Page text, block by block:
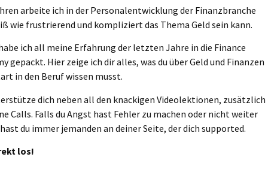
arbeite ich in der Personalentwicklung der Finanzbranche
wie frustrierend und kompliziert das Thema Geld sein kann.
ich all meine Erfahrung der letzten Jahre in die Finance
gepackt. Hier zeige ich dir alles, was du über Geld und Finanzen
in den Beruf wissen musst.
dich neben all den knackigen Videolektionen, zusätzlich
Calls. Falls du Angst hast Fehler zu machen oder nicht weiter
du immer jemanden an deiner Seite, der dich supported.
los!